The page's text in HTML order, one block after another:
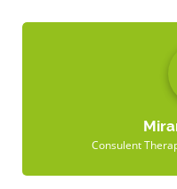
Consulent